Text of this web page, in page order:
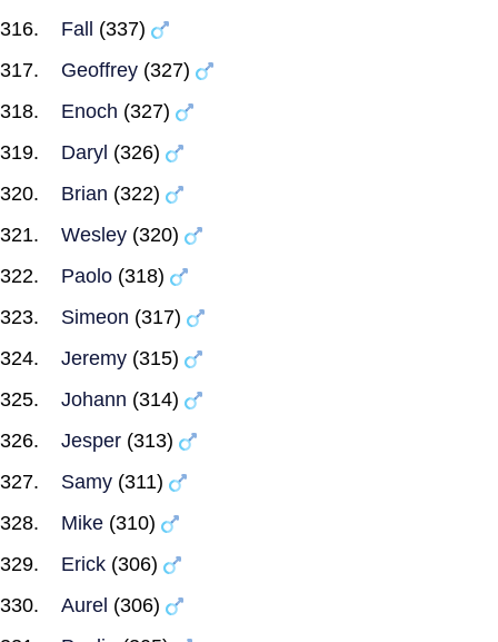
Fall
(337)
Geoffrey (327)
Enoch (327)
Daryl (326)
Brian (322)
Wesley (320)
Paolo (318)
Simeon (317)
Jeremy (315)
Johann (314)
Jesper (313)
Samy (311)
Mike (310)
Erick (306)
Aurel (306)